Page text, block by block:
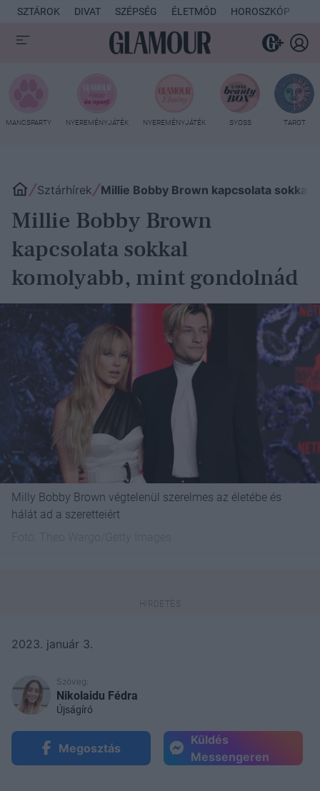
SZTÁROK DIVAT SZÉPSÉG ÉLETMÓD HOROSZKÓP
MANCSPARTY NYEREMÉNYJÁTÉK NYEREMÉNYJÁTÉK SYOSS TAROT
Sztárhírek Millie Bobby Brown kapcsolata sokkal
Millie Bobby Brown
kapcsolata sokkal
komolyabb, mint gondolnád
Milly Bobby Brown végtelenül szerelmes az életébe és
hálát ad a szeretteiért
2023. január 3.
Szöveg:
Nikolaidu Fédra
Újságíró
Megosztás
Küldés
Messengeren